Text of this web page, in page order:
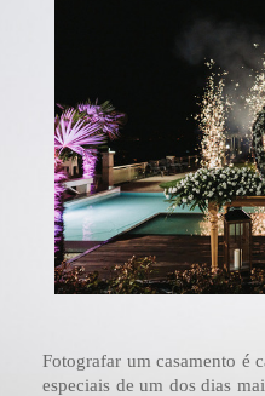
Fotografar um casamento é
especiais de um dos dias